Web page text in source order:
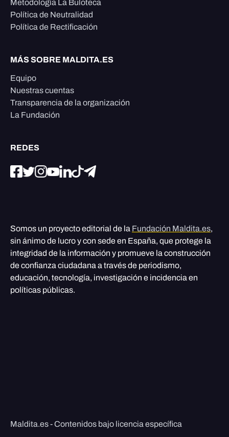
Metodología La Buloteca
Política de Neutralidad
Política de Rectificación
MÁS SOBRE MALDITA.ES
Equipo
Nuestras cuentas
Transparencia de la organización
La Fundación
REDES
Somos un proyecto editorial de la Fundación Maldita.es,
sin ánimo de lucro y con sede en España, que protege la
integridad de la información y promueve la construcción
de confianza ciudadana a través de periodismo,
educación, tecnología, investigación e incidencia en
políticas públicas.
Maldita.es - Contenidos bajo licencia específica